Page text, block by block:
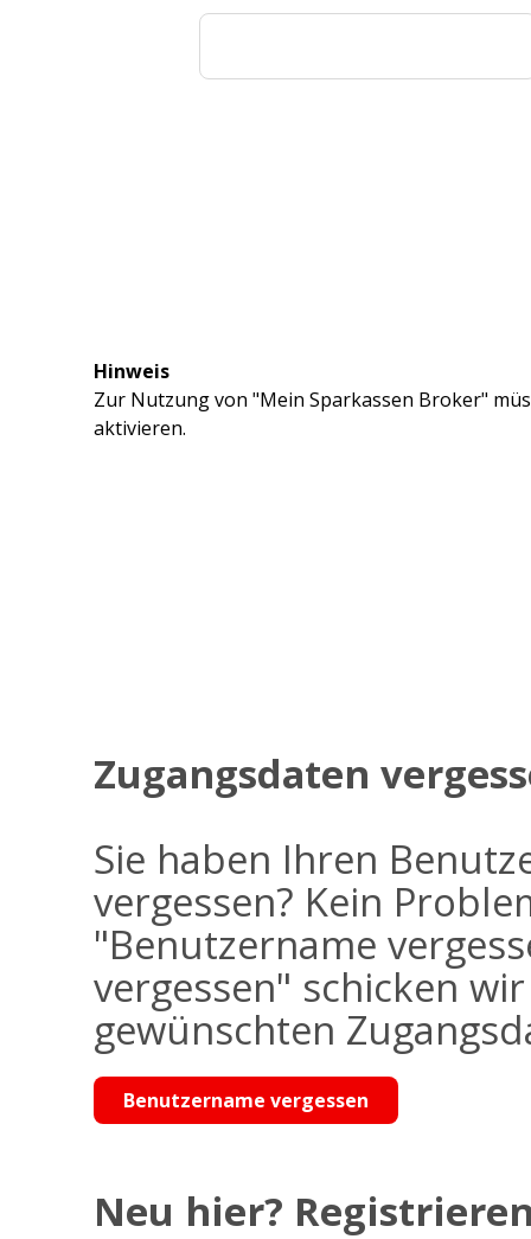
Hinweis
Zur Nutzung von "Mein Sparkassen Broker"
aktivieren.
Zugangsdaten
Sie haben Ihren
vergessen? Kein
"Benutzername
vergessen" schicken
gewünschten
Benutzername vergessen
Neu hier?